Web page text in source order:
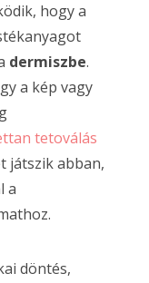
hogy a
dermiszbe.
a kép vagy
tetoválás
játszik abban,
a
döntés,